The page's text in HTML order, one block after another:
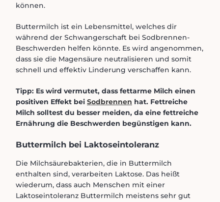
können.
Buttermilch ist ein Lebensmittel, welches dir
während der Schwangerschaft bei Sodbrennen-
Beschwerden helfen könnte. Es wird angenommen,
dass sie die Magensäure neutralisieren und somit
schnell und effektiv Linderung verschaffen kann.
Tipp: Es wird vermutet, dass fettarme Milch einen
positiven Effekt bei Sodbrennen hat. Fettreiche
Milch solltest du besser meiden, da eine fettreiche
Ernährung die Beschwerden begünstigen kann.
Buttermilch bei Laktoseintoleranz
Die Milchsäurebakterien, die in Buttermilch
enthalten sind, verarbeiten Laktose. Das heißt
wiederum, dass auch Menschen mit einer
Laktoseintoleranz Buttermilch meistens sehr gut